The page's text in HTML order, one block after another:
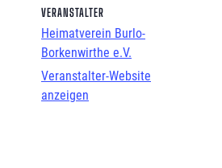
VERANSTALTER
Heimatverein Burlo-
Borkenwirthe e.V.
Veranstalter-Website
anzeigen